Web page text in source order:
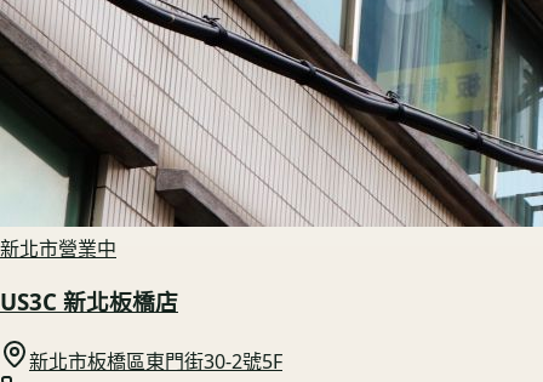
新北市營業中
US3C 新北板橋店
新北市板橋區東門街30-2號5F